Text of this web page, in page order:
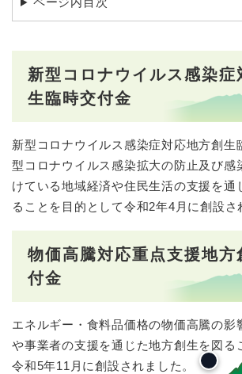
新型コロナウイルス感染症
生臨時交付金
新型コロナウイルス感染症対応地方創生
型コロナウイルス感染拡大の防止及び感
けている地域経済や住民生活の支援を通
ることを目的として令和2年4月に創設さ
物価高騰対応重点支援地方
付金
エネルギー・食料品価格の物価高騰の影
や事業者の支援を通じた地方創生を図る
令和5年11月に創設されました。